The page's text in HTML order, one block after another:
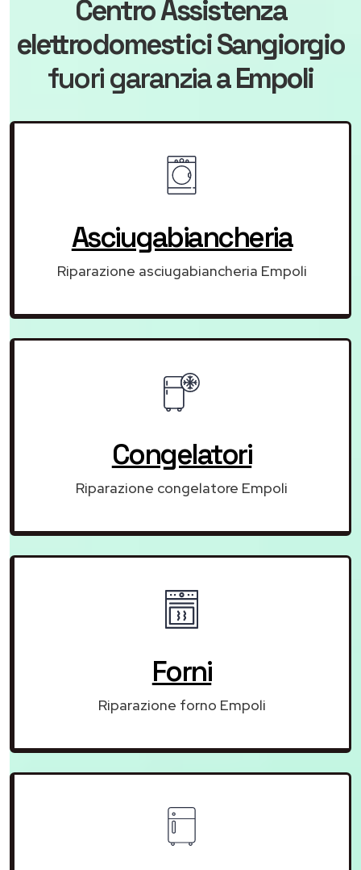
Centro Assistenza
elettrodomestici Sangiorgio
fuori garanziaa Empoli
Asciugabiancheria
Riparazione asciugabiancheria Empoli
Congelatori
Riparazione congelatore Empoli
Forni
Riparazione forno Empoli